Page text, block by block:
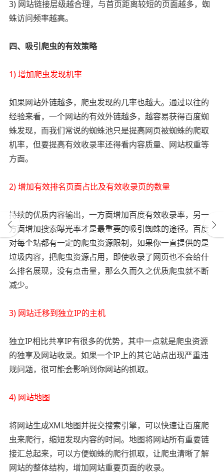
3) 网站链接层级越合理，与首页距离较短的页面越多，蜘
蛛访问频率越高。
四、吸引爬虫的有效策略
1) 增加爬虫发现机率
如果网站外链越多，爬虫发现的几率也越大。通过以往的
经验来看，一个网站的有效外链越多，越容易获得百度蜘
蛛发现，而我们常说的蜘蛛池只是提高网页被蜘蛛的爬取
机率，但要提高有效收录率还得看内容质量、网站权重等
方面。
2) 增加有效排名页面占比及有效收录页的数量
持续的优质内容输出，一方面增加百度有效收录率，另一
方面增加搜索曝光率才是最重要的吸引蜘蛛的途径。百度
对每个站都有一定的爬虫资源限制，如果你一直提供的是
垃圾内容，把爬虫资源占用，即使收录了网页也不会给什
么排名展现，没有点击量，那么久而久之优质爬虫就不断
减少。
3) 网站迁移到独立IP的主机
独立IP相比共享IP有很多的优势，其中一点就是爬虫资源
的独享及网站收录。如果一个IP上的其它站点出现严重违
规问题，很可能会影响到你网站的抓取。
4) 网站地图
将网站生成XML地图并提交搜索引擎，可以快速让百度爬
虫来爬行，缩短发现内容的时间。地图将网站所有重要链
接汇总起来，可以方便蜘蛛的爬行抓取，让爬虫清晰了解
网站的整体结构，增加网站重要页面的收录。